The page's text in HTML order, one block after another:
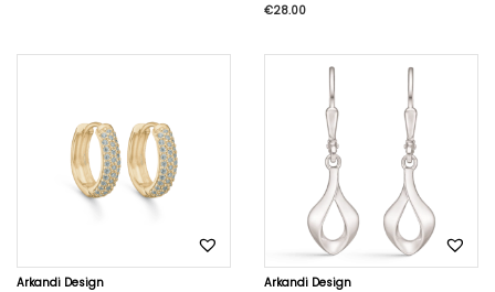
€28.00
Arkandi Design Arkandi Design